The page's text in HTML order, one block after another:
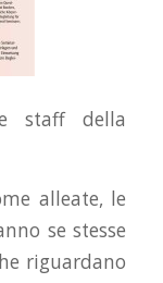
staff della
alleate, le
se stesse
riguardano